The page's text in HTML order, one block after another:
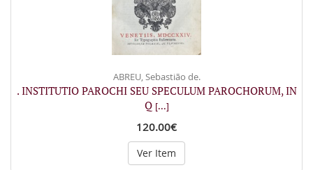
ABREU, Sebastião de.
. INSTITUTIO PAROCHI SEU SPECULUM PAROCHORUM, IN
Q [...]
120.00€
Ver Item